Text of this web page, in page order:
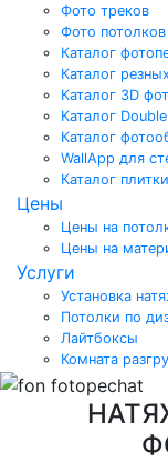
Фото треков
Фото потолков
Каталог
Каталог
Каталог 3D
Каталог
Каталог
WallApp для
Каталог
Цены
Цены на
Цены на
Услуги
Установка
Потолки по
Лайтбоксы
Комната